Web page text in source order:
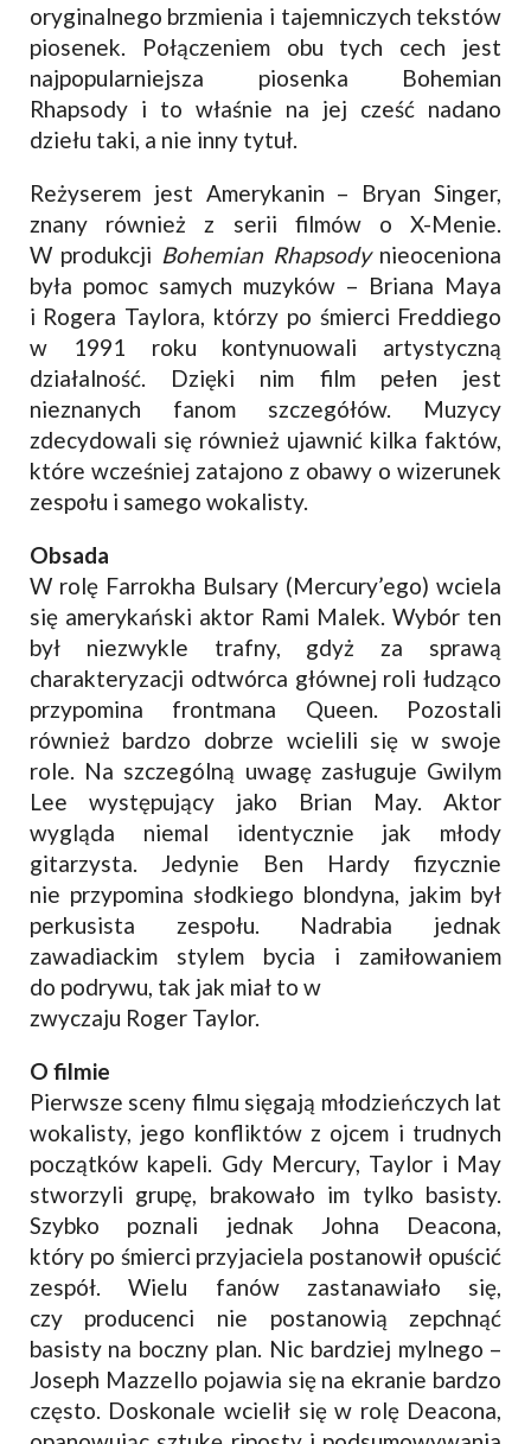
oryginalnego brzmienia i tajemniczych tekstów
piosenek. Połączeniem obu tych cech jest
najpopularniejsza piosenka Bohemian
Rhapsody i to właśnie na jej cześć nadano
dziełu taki, a nie inny tytuł.
Reżyserem jest Amerykanin – Bryan Singer,
znany również z serii filmów o X-Menie.
W produkcji Bohemian Rhapsodynieoceniona
była pomoc samych muzyków – Briana Maya
i Rogera Taylora, którzy po śmierci Freddiego
w 1991 roku kontynuowali artystyczną
działalność. Dzięki nim film pełen jest
nieznanych fanom szczegółów. Muzycy
zdecydowali się również ujawnić kilka faktów,
które wcześniej zatajono z obawy o wizerunek
zespołu i samego wokalisty.
Obsada
W rolę Farrokha Bulsary (Mercury’ego) wciela
się amerykański aktor Rami Malek. Wybór ten
był niezwykle trafny, gdyż za sprawą
charakteryzacji odtwórca głównej roli łudząco
przypomina frontmana Queen. Pozostali
również bardzo dobrze wcielili się w swoje
role. Na szczególną uwagę zasługuje Gwilym
Lee występujący jako Brian May. Aktor
wygląda niemal identycznie jak młody
gitarzysta. Jedynie Ben Hardy fizycznie
nie przypomina słodkiego blondyna, jakim był
perkusista zespołu. Nadrabia jednak
zawadiackim stylem bycia i zamiłowaniem
do podrywu, tak jak miał to w
zwyczaju Roger Taylor.
O filmie
Pierwsze sceny filmu sięgają młodzieńczych lat
wokalisty, jego konfliktów z ojcem i trudnych
początków kapeli. Gdy Mercury, Taylor i May
stworzyli grupę, brakowało im tylko basisty.
Szybko poznali jednak Johna Deacona,
który po śmierci przyjaciela postanowił opuścić
zespół. Wielu fanów zastanawiało się,
czy producenci nie postanowią zepchnąć
basisty na boczny plan. Nic bardziej mylnego –
Joseph Mazzello pojawia się na ekranie bardzo
często. Doskonale wcielił się w rolę Deacona,